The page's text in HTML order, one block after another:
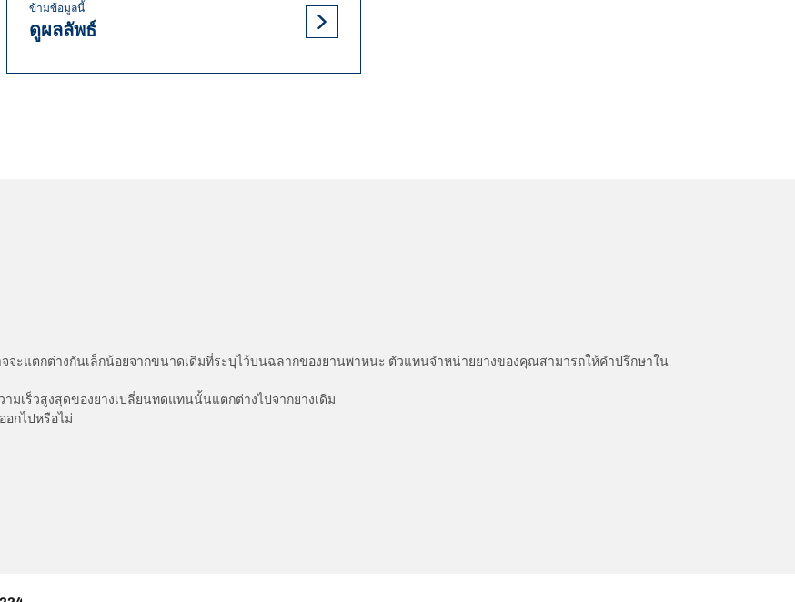
ข้ามข้อมูลนี้
ดูผลลัพธ์
จะแตกต่างกันเล็กน้อยจากขนาดเดิมที่ระบุไว้บนฉลากของยานพาหนะ ตัวแทนจำหน่ายยางของคุณสามารถให้คำปรึกษาใน
เร็วสูงสุดของยางเปลี่ยนทดแทนนั้นแตกต่างไปจากยางเดิม
อกไปหรือไม่